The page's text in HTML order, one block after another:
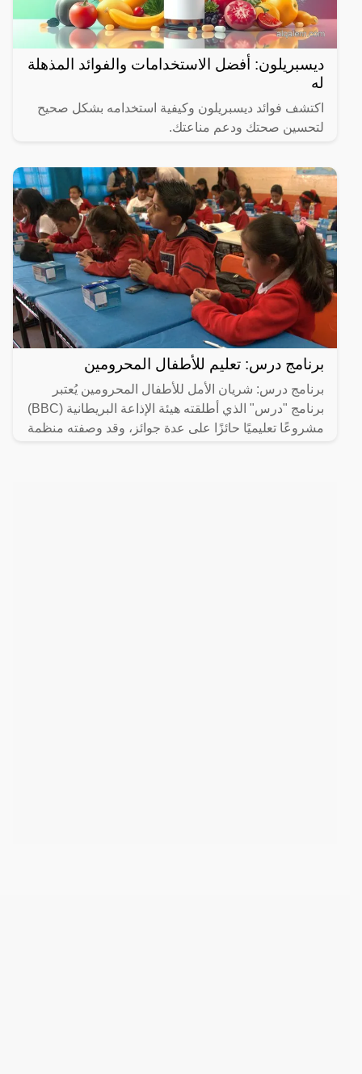
ديسبريلون: أفضل الاستخدامات والفوائد المذهلة
له
اكتشف فوائد ديسبريلون وكيفية استخدامه بشكل صحيح
لتحسين صحتك ودعم مناعتك.
برنامج درس: تعليم للأطفال المحرومين
برنامج درس: شريان الأمل للأطفال المحرومين يُعتبر
برنامج "درس" الذي أطلقته هيئة الإذاعة البريطانية (BBC)
مشروعًا تعليميًا حائزًا على عدة جوائز، وقد وصفته منظمة